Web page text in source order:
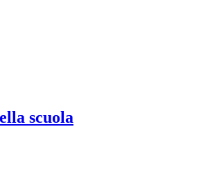
scuola